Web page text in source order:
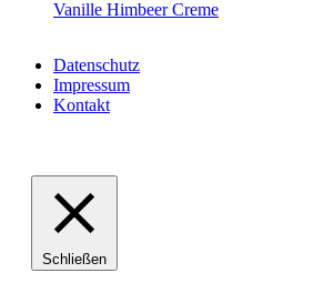
Vanille Himbeer Creme
Datenschutz
Impressum
Kontakt
Schließen